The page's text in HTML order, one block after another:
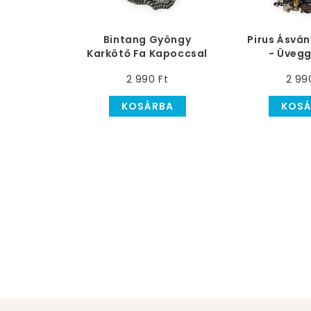
Bintang Gyöngy
Karkötő Fa Kapoccsal
2 990 Ft
KOSÁRBA
Pirus
-
2